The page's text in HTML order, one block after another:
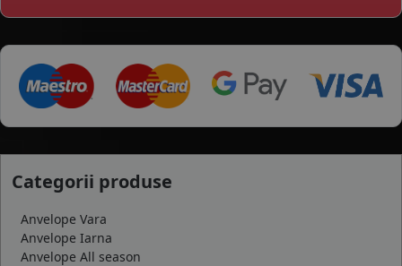
Categorii produse
Anvelope Vara
Anvelope Iarna
Anvelope All season